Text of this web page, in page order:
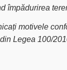
împădurirea
motivele
Legea 100/